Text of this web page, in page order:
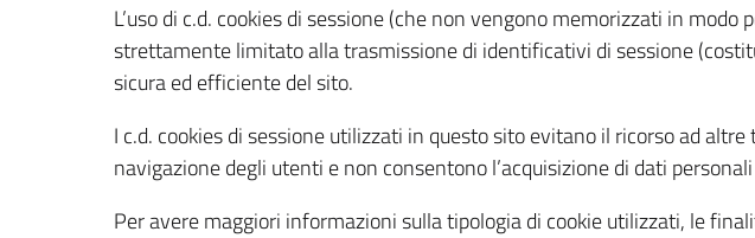
L’uso di c.d. cookies di sessione (che non vengono memorizzati in
strettamente limitato alla trasmissione di identificativi di sessione
sicura ed efficiente del sito.
I c.d. cookies di sessione utilizzati in questo sito evitano il ricorso ad
navigazione degli utenti e non consentono l’acquisizione di dati
Per avere maggiori informazioni sulla tipologia di cookie utilizzati, le